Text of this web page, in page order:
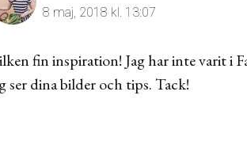
8 maj, 2018 kl. 13:07
fin inspiration! Jag har inte varit i
ser dina bilder och tips. Tack!